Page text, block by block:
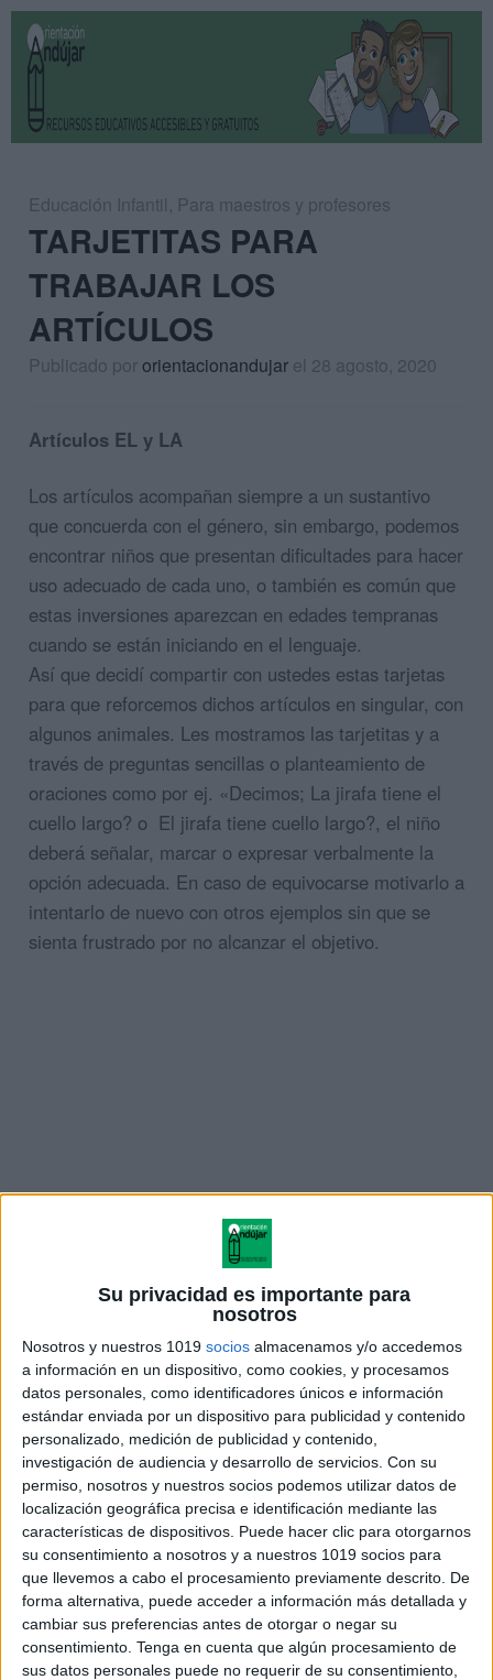
Su privacidad es importante para
nosotros
Nosotros y nuestros 1019 socios almacenamos y/o accedemos
a información en un dispositivo, como cookies, y procesamos
datos personales, como identificadores únicos e información
estándar enviada por un dispositivo para publicidad y contenido
personalizado, medición de publicidad y contenido,
investigación de audiencia y desarrollo de servicios. Con su
permiso, nosotros y nuestros socios podemos utilizar datos de
localización geográfica precisa e identificación mediante las
características de dispositivos. Puede hacer clic para otorgarnos
su consentimiento a nosotros y a nuestros 1019 socios para
que llevemos a cabo el procesamiento previamente descrito. De
forma alternativa, puede acceder a información más detallada y
cambiar sus preferencias antes de otorgar o negar su
consentimiento. Tenga en cuenta que algún procesamiento de
sus datos personales puede no requerir de su consentimiento,
Educación Infantil, Para maestros y profesores
TARJETITAS PARA
TRABAJAR LOS
ARTÍCULOS
Publicado pororientacionandujar el 28 agosto, 2020
Artículos EL y LA
Los artículos acompañan siempre a un sustantivo
que concuerda con el género, sin embargo, podemos
encontrar niños que presentan dificultades para hacer
uso adecuado de cada uno, o también es común que
estas inversiones aparezcan en edades tempranas
cuando se están iniciando en el lenguaje.
Así que decidí compartir con ustedes estas tarjetas
para que reforcemos dichos artículos en singular, con
algunos animales. Les mostramos las tarjetitas y a
través de preguntas sencillas o planteamiento de
oraciones como por ej. «Decimos; La jirafa tiene el
cuello largo? o El jirafa tiene cuello largo?, el niño
deberá señalar, marcar o expresar verbalmente la
opción adecuada. En caso de equivocarse motivarlo a
intentarlo de nuevo con otros ejemplos sin que se
sienta frustrado por no alcanzar el objetivo.